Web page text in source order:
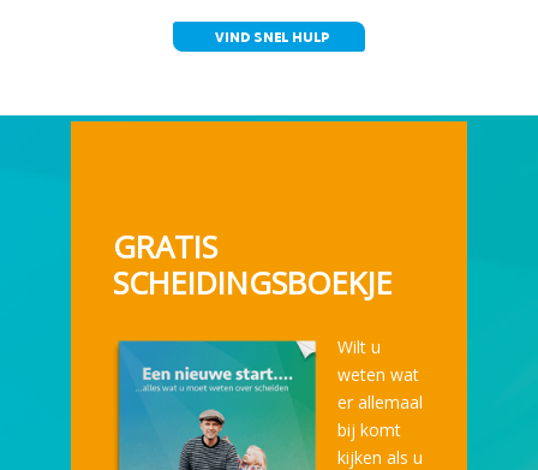
GRATIS
SCHEIDINGSBOEKJE
Wilt u
weten wat
er allemaal
bij komt
kijken als u